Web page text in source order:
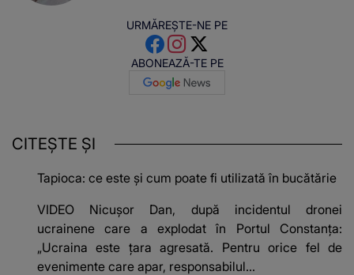
URMĂREȘTE-NE PE
ABONEAZĂ-TE PE
CITEȘTE ȘI
Tapioca: ce este și cum poate fi utilizată în bucătărie
VIDEO Nicușor Dan, după incidentul dronei
ucrainene care a explodat în Portul Constanţa:
„Ucraina este ţara agresată. Pentru orice fel de
evenimente care apar, responsabilul...